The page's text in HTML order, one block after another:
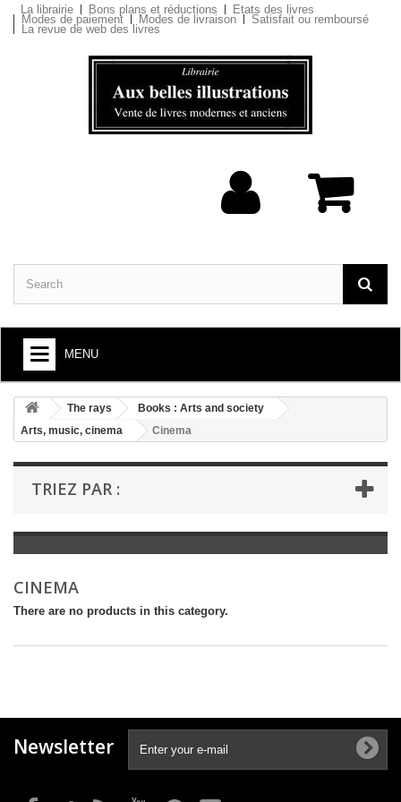
La librairie Bons plans et réductions Etats des livres
Modes de paiement Modes de livraison Satisfait ou remboursé
La revue de web des livres
MENU
+
BOOKS : ARTS AND SOCIETY
+
BOOKS : LITERATURE
+
BOOKS : YOUTH
LIVRES ANCIENS AVANT 1945
The rays
Books : Arts and society
Arts, music, cinema
Cinema
TRIEZ PAR :
CINEMA
There are no products in this category.
Newsletter